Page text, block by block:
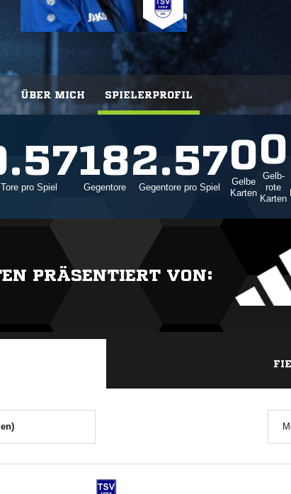
ÜBER MICH SPIELERPROFIL
Tore pro Spiel
18
Gegentore
2.57
Gegentore pro Spiel
0
Gelbe
Karten
0
Gelb-
rote
Karten
PRÄSENTIERT VON: